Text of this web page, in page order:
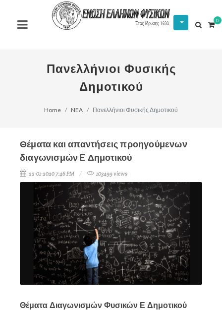
0
Πανελλήνιοι Φυσικής
Δημοτικού
Home NEA Πανελλήνιοι Φυσικής Δημοτικού
Θέματα και απαντήσεις προηγούμενων
διαγωνισμών E Δημοτικού
22-01-2020 7:46 PM 103499 views
Θέματα Διαγωνισμών Φυσικών Ε Δημοτικού